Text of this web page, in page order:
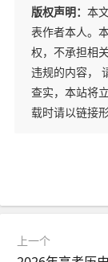
版权声明： 本
表作者本人。
权，不承担相
违规的内容，
查实，本站将
载时请以链接
上一个